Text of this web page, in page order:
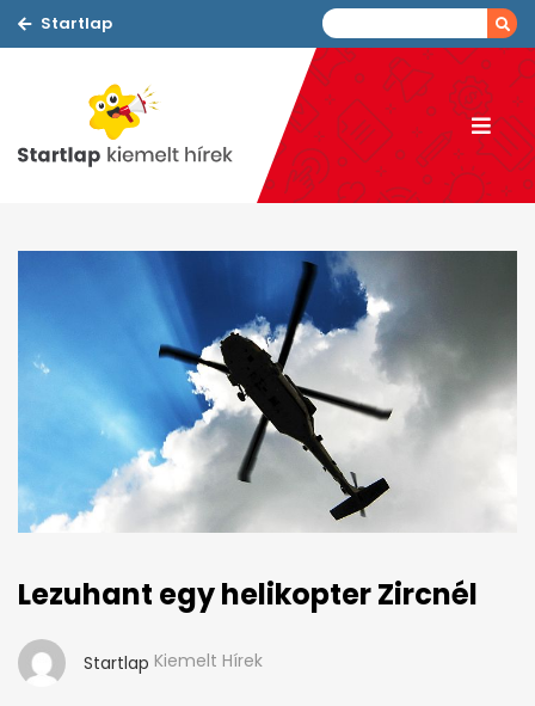
Startlap
Lezuhant egy helikopter Zircnél
Startlap Kiemelt Hírek